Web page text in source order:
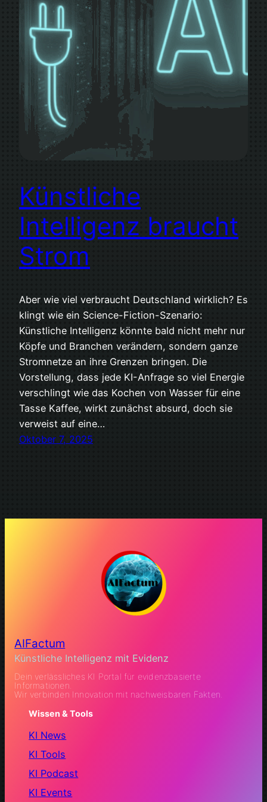
Künstliche
Intelligenz braucht
Strom
Aber wie viel verbraucht Deutschland wirklich? Es
klingt wie ein Science-Fiction-Szenario:
Künstliche Intelligenz könnte bald nicht mehr nur
Köpfe und Branchen verändern, sondern ganze
Stromnetze an ihre Grenzen bringen. Die
Vorstellung, dass jede KI-Anfrage so viel Energie
verschlingt wie das Kochen von Wasser für eine
Tasse Kaffee, wirkt zunächst absurd, doch sie
verweist auf eine…
Oktober 7, 2025
AIFactum
Künstliche Intelligenz mit Evidenz
Dein verlässliches KI Portal für evidenzbasierte
Informationen.
Wir verbinden Innovation mit nachweisbaren Fakten.
Wissen & Tools
KI News
KI Tools
KI Podcast
KI Events